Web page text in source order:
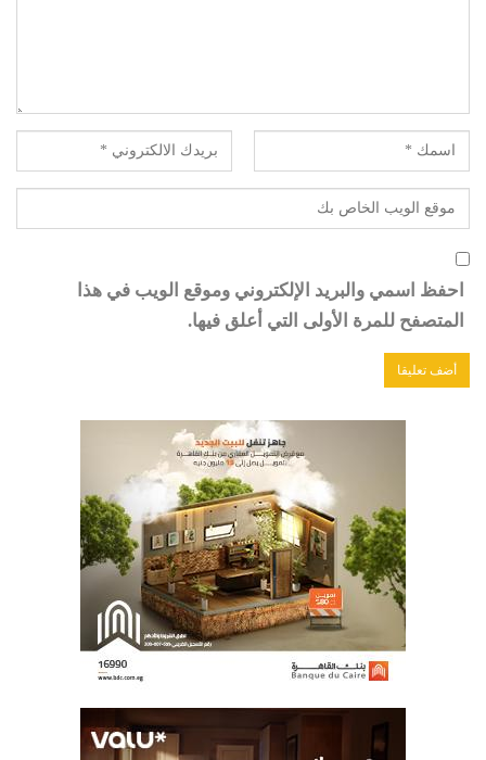
احفظ اسمي والبريد الإلكتروني وموقع الويب في هذا
المتصفح للمرة الأولى التي أعلق فيها.